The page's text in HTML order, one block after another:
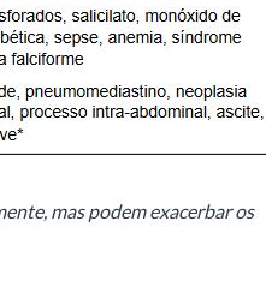
mas podem exacerbar os